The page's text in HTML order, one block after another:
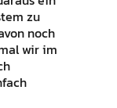
zu
noch
wir im